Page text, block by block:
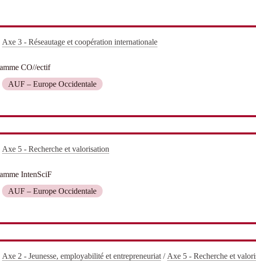
Axe 3 - Réseautage et coopération internationale
CO//ectif
AUF – Europe Occidentale
Axe 5 - Recherche et valorisation
IntenSciF
AUF – Europe Occidentale
Axe 2 - Jeunesse, employabilité et entrepreneuriat/ Axe 5 - Recherche et